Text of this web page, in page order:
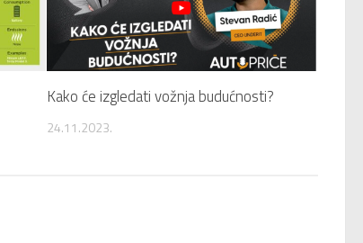
Kako će izgledati vožnja budućnosti?
24.11.2023.